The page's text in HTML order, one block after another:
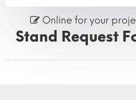
Online for your
Stand Request